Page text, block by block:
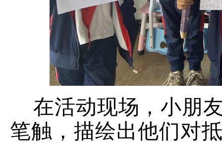
在活动现场，小朋
笔触，描绘出他们对